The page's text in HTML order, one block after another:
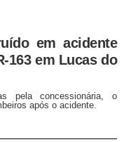
em acidente
163 em Lucas do
pela concessionária, o
após o acidente.